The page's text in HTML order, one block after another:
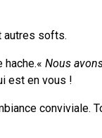
autres softs.
Nous
est en vous !
conviviale.